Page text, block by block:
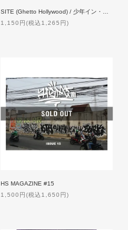
1,150円(税込1,265円)
HS MAGAZINE #15
1,500円(税込1,650円)